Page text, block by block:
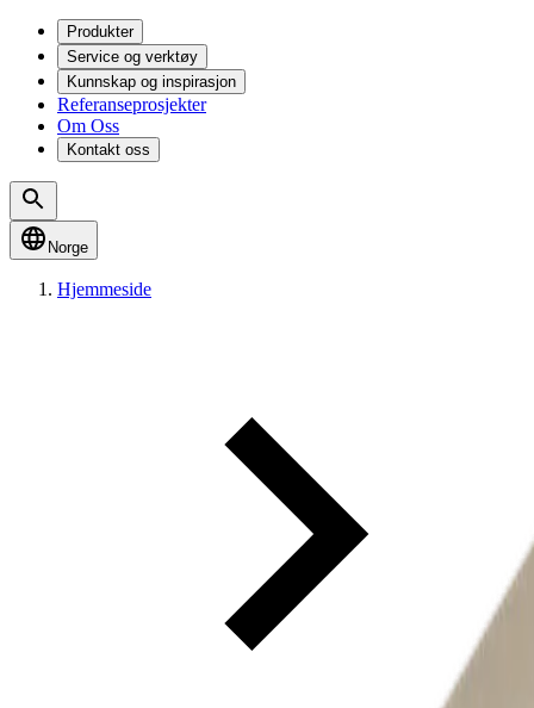
Produkter
Service og verktøy
Kunnskap og inspirasjon
Referanseprosjekter
Om Oss
Kontakt oss
Norge
Hjemmeside